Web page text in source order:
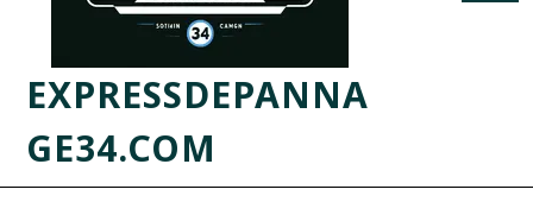
EXPRESSDEPANNA
GE34.COM